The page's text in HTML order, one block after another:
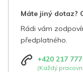
Máte jiný dotaz?
Rádi vám
předplatného.
+420 217
(Každý